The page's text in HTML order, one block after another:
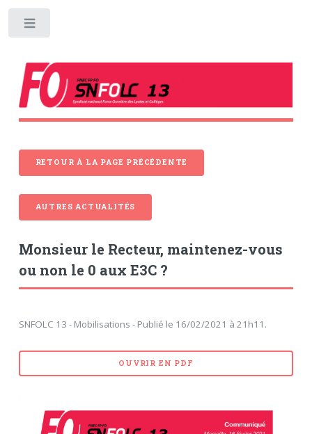
RETOUR À LA PAGE PRÉCÉDENTE
AUTRES ACTUALITÉS
Monsieur le Recteur, maintenez-vous
ou non le 0 aux E3C ?
SNFOLC 13 - Mobilisations - Publié le 16/02/2021 à 21h11.
OUVRIR EN PDF